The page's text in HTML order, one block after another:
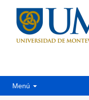
Menú